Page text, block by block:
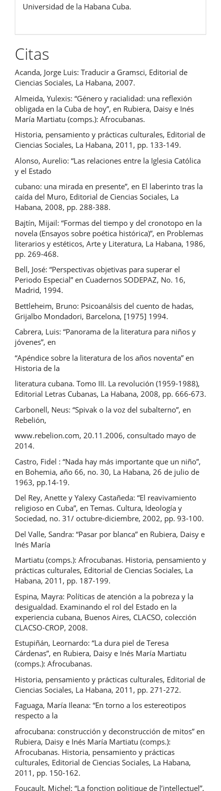
Universidad de la Habana Cuba.
Citas
Acanda, Jorge Luis: Traducir a Gramsci, Editorial de
Ciencias Sociales, La Habana, 2007.
Almeida, Yulexis: “Género y racialidad: una reflexión
obligada en la Cuba de hoy”, en Rubiera, Daisy e Inés
María Martiatu (comps.): Afrocubanas.
Historia, pensamiento y prácticas culturales, Editorial de
Ciencias Sociales, La Habana, 2011, pp. 133-149.
Alonso, Aurelio: “Las relaciones entre la Iglesia Católica
y el Estado
cubano: una mirada en presente”, en El laberinto tras la
caída del Muro, Editorial de Ciencias Sociales, La
Habana, 2008, pp. 288-388.
Bajtín, Mijail: “Formas del tiempo y del cronotopo en la
novela (Ensayos sobre poética histórica)”, en Problemas
literarios y estéticos, Arte y Literatura, La Habana, 1986,
pp. 269-468.
Bell, José: “Perspectivas objetivas para superar el
Periodo Especial” en Cuadernos SODEPAZ, No. 16,
Madrid, 1994.
Bettleheim, Bruno: Psicoanálsis del cuento de hadas,
Grijalbo Mondadori, Barcelona, [1975] 1994.
Cabrera, Luis: “Panorama de la literatura para niños y
jóvenes”, en
“Apéndice sobre la literatura de los años noventa” en
Historia de la
literatura cubana. Tomo III. La revolución (1959-1988),
Editorial Letras Cubanas, La Habana, 2008, pp. 666-673.
Carbonell, Neus: “Spivak o la voz del subalterno”, en
Rebelión,
www.rebelion.com, 20.11.2006, consultado mayo de
2014.
Castro, Fidel : “Nada hay más importante que un niño”,
en Bohemia, año 66, no. 30, La Habana, 26 de julio de
1963, pp.14-19.
Del Rey, Anette y Yalexy Castañeda: “El reavivamiento
religioso en Cuba”, en Temas. Cultura, Ideología y
Sociedad, no. 31/ octubre-diciembre, 2002, pp. 93-100.
Del Valle, Sandra: “Pasar por blanca” en Rubiera, Daisy e
Inés María
Martiatu (comps.): Afrocubanas. Historia, pensamiento y
prácticas culturales, Editorial de Ciencias Sociales, La
Habana, 2011, pp. 187-199.
Espina, Mayra: Políticas de atención a la pobreza y la
desigualdad. Examinando el rol del Estado en la
experiencia cubana, Buenos Aires, CLACSO, colección
CLACSO-CROP, 2008.
Estupiñán, Leornardo: “La dura piel de Teresa
Cárdenas”, en Rubiera, Daisy e Inés María Martiatu
(comps.): Afrocubanas.
Historia, pensamiento y prácticas culturales, Editorial de
Ciencias Sociales, La Habana, 2011, pp. 271-272.
Faguaga, María Ileana: “En torno a los estereotipos
respecto a la
afrocubana: construcción y deconstrucción de mitos” en
Rubiera, Daisy e Inés María Martiatu (comps.):
Afrocubanas. Historia, pensamiento y prácticas
culturales, Editorial de Ciencias Sociales, La Habana,
2011, pp. 150-162.
Foucault, Michel: “La fonction politique de l’intellectuel”,